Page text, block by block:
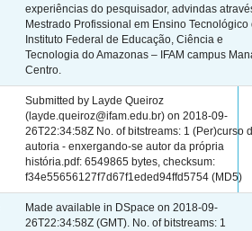
experiências do pesquisador, advindas
Mestrado Profissional em Ensino Tecnológico
Instituto Federal de Educação, Ciência e
Tecnologia do Amazonas – IFAM campus
Centro.
Submitted by Layde Queiroz
(layde.queiroz@ifam.edu.br) on 2018-09-
26T22:34:58Z No. of bitstreams: 1 (Per)curso
autoria - enxergando-se autor da própria
história.pdf: 6549865 bytes, checksum:
f34e55656127f7d67f1eded94ffd5754 (MD5)
Made available in DSpace on 2018-09-
26T22:34:58Z (GMT). No. of bitstreams: 1